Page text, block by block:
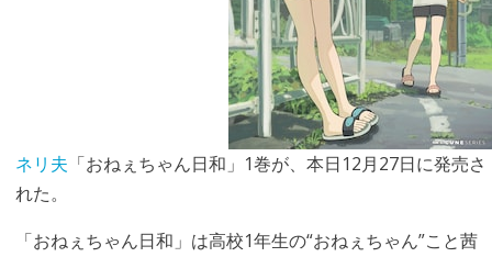
ネリ夫 「おねぇちゃん日和」1巻が、本日12月27日に発売さ
れた。
「おねぇちゃん日和」は高校1年生の“おねぇちゃん”こと茜